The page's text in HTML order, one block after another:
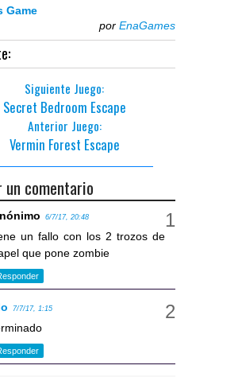
Game
por EnaGames
Siguiente Juego:
Secret Bedroom Escape
Anterior Juego:
Vermin Forest Escape
un comentario
6/7/17, 20:48
un fallo con los 2 trozos de
que pone zombie
7/7/17, 1:15